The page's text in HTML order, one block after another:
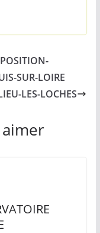
SUR-LOIRE
LES-LOCHES